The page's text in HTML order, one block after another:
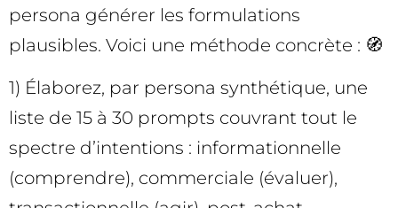
persona générer les formulations
plausibles. Voici une méthode concrète : 🧭
1) Élaborez, par persona synthétique, une
liste de 15 à 30 prompts couvrant tout le
spectre d’intentions : informationnelle
(comprendre), commerciale (évaluer),